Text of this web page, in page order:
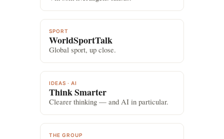
SPORT
WorldSportTalk
Global sport, up close.
IDEAS · AI
Think Smarter
Clearer thinking — and AI in particular.
THE GROUP